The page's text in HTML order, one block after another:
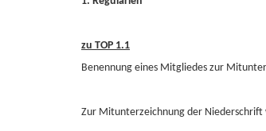
zu TOP 1.1
Benennung eines Mitgliedes zur
Zur Mitunterzeichnung der Niederschrift